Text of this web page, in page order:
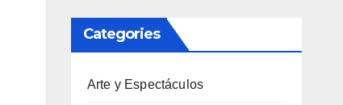
Categories
Arte y Espectáculos